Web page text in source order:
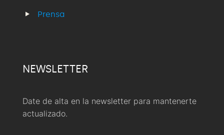
Prensa
NEWSLETTER
Date de alta en la newsletter para mantenerte
actualizado.